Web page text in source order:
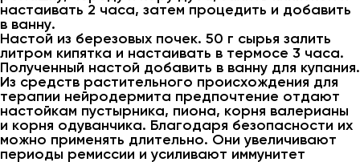
настаивать 2 часа, затем процедить и добавить
в ванну.
Настой из березовых почек. 50 г сырья залить
литром кипятка и настаивать в термосе 3 часа.
Полученный настой добавить в ванну для купания.
Из средств растительного происхождения для
терапии нейродермита предпочтение отдают
настойкам пустырника, пиона, корня валерианы
и корня одуванчика. Благодаря безопасности их
можно применять длительно. Они увеличивают
периоды ремиссии и усиливают иммунитет